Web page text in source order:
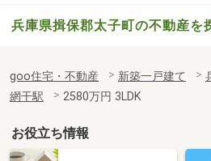
兵庫県揖保郡太子町の不動産を
goo住宅・不動産 新築一戸建て
網干駅
2580万円 3LDK
お役立ち情報